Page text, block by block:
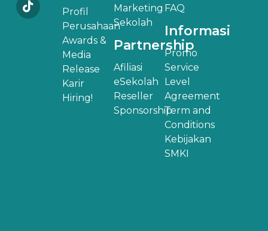
Profil
Perusahaan
Awards &
Media
Release
Karir
Hiring!
Marketing
Sekolah
Partnership
Afiliasi
eSekolah
Reseller
Sponsorship
FAQ
Informasi
Promo
Service
Level
Agreement
Term and
Conditions
Kebijakan
SMKI